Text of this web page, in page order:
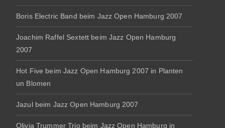
Boris Electric Band beim Jazz Open Hamburg 2007
Joachim Raffel Sextett beim Jazz Open Hamburg
2007
Hot Five beim Jazz Open Hamburg 2007 in Planten
un Blomen
Jazul beim Jazz Open Hamburg 2007
Olivia Trummer Trio beim Jazz Open Hamburg in